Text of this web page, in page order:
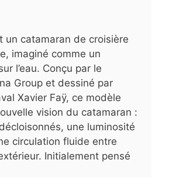
un catamaran de croisière
imaginé comme un
l’eau. Conçu par le
Group et dessiné par
Xavier Faÿ, ce modèle
vision du catamaran :
une luminosité
circulation fluide entre
Initialement pensé